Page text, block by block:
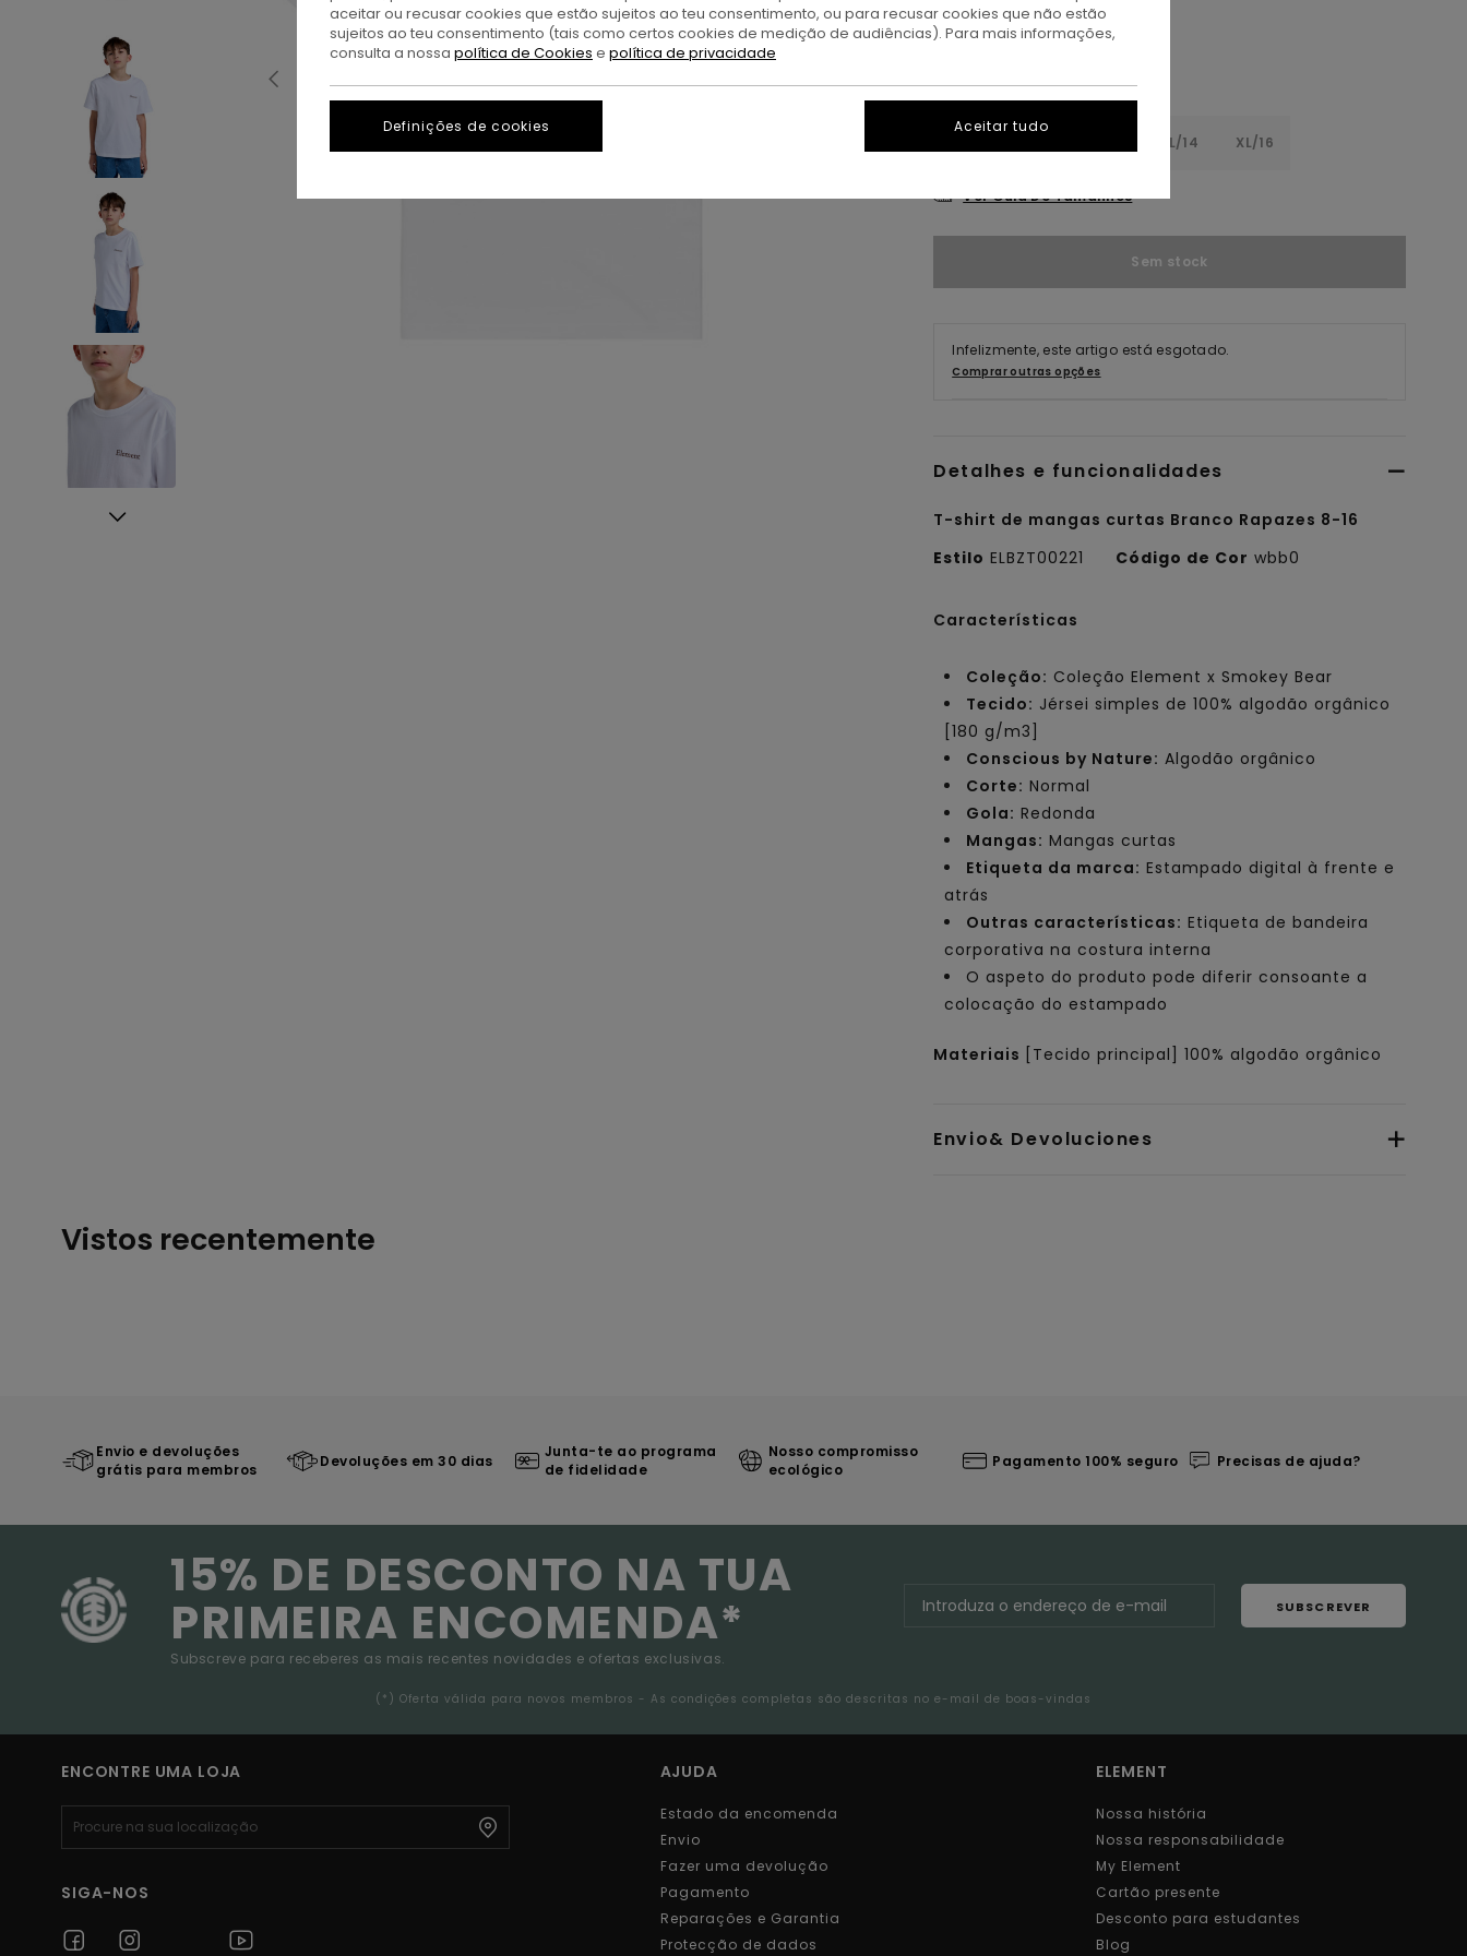
L/14 XL/16
Ver Guia De Tamanhos
Sem stock
Infelizmente, este artigo está esgotado.
Comprar outras opções
Detalhes e funcionalidades
T-shirt de mangas curtas Branco Rapazes 8-16
Estilo ELBZT00221 Código de Cor wbb0
Características
Coleção: Coleção Element x Smokey Bear
Tecido: Jérsei simples de 100% algodão orgânico
[180 g/m3]
Conscious by Nature: Algodão orgânico
Corte: Normal
Gola: Redonda
Mangas: Mangas curtas
Etiqueta da marca: Estampado digital à frente e
atrás
Outras características: Etiqueta de bandeira
corporativa na costura interna
O aspeto do produto pode diferir consoante a
colocação do estampado
Materiais [Tecido principal] 100% algodão orgânico
Envio& Devoluciones
Vistos recentemente
Envio e devoluções
grátis para membros
Devoluções em 30 dias
Junta-te ao programa
de fidelidade
Nosso compromisso
ecológico
Pagamento 100% seguro Precisas de ajuda?
15% DE DESCONTO NA TUA
PRIMEIRA ENCOMENDA*
Subscreve para receberes as mais recentes novidades e ofertas exclusivas.
SUBSCREVER
(*) Oferta válida para novos membros - As condições completas são descritas no e-mail de boas-vindas
ENCONTRE UMA LOJA
SIGA-NOS
AJUDA
Estado da encomenda
Envio
Fazer uma devolução
Pagamento
Reparações e Garantia
Protecção de dados
ELEMENT
Nossa história
Nossa responsabilidade
My Element
Cartão presente
Desconto para estudantes
Blog
aceitar ou recusar cookies que estão sujeitos ao teu consentimento, ou para recusar cookies que não estão
sujeitos ao teu consentimento (tais como certos cookies de medição de audiências). Para mais informações,
consulta a nossa política de Cookies e política de privacidade
Definições de cookies Aceitar tudo